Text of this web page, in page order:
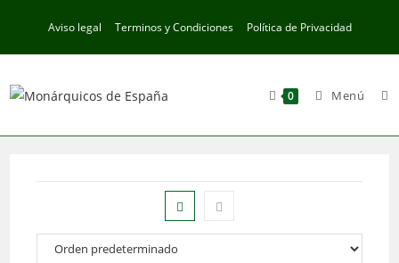
contenido
Aviso legal Terminos y Condiciones Política de Privacidad
0 Menú